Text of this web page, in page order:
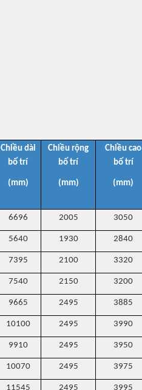
Chiều dài
bố trí
(mm)
Chiều rộng
bố trí
(mm)
Chiều cao
bố trí
(mm)
6696 2005 3050
5640 1930 2840
7395 2100 3320
7540 2150 3200
9665 2495 3885
10100 2495 3990
9910 2495 3950
10070 2495 3975
11545 2495 3995